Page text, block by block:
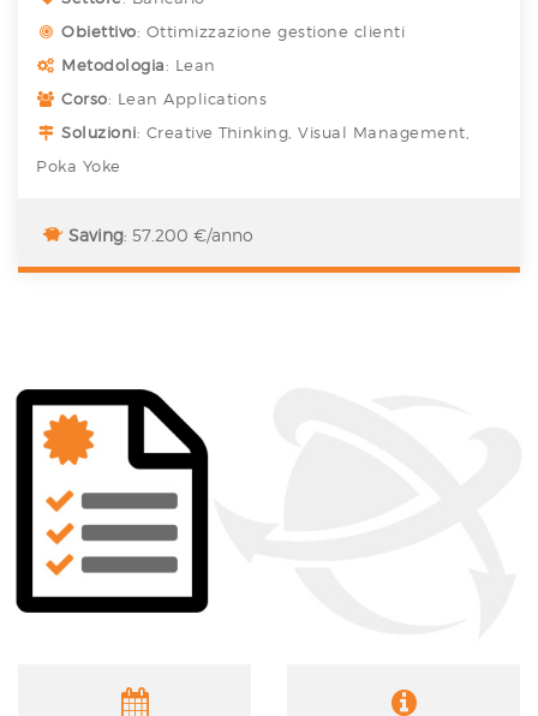
Obiettivo: Ottimizzazione gestione clienti
Metodologia: Lean
Corso: Lean Applications
Soluzioni: Creative Thinking, Visual Management,
Poka Yoke
Saving: 57.200 €/anno